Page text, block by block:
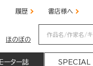
履歴 書店様へ
ほのぼの
ーター誌 SPECIAL